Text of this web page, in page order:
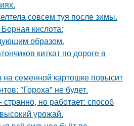
совсем туя после зимы.
кислота:
образом.
киткат по дороге в
семенной картошке повысит
"Гороха" не будет.
но работает: способ
урожай.